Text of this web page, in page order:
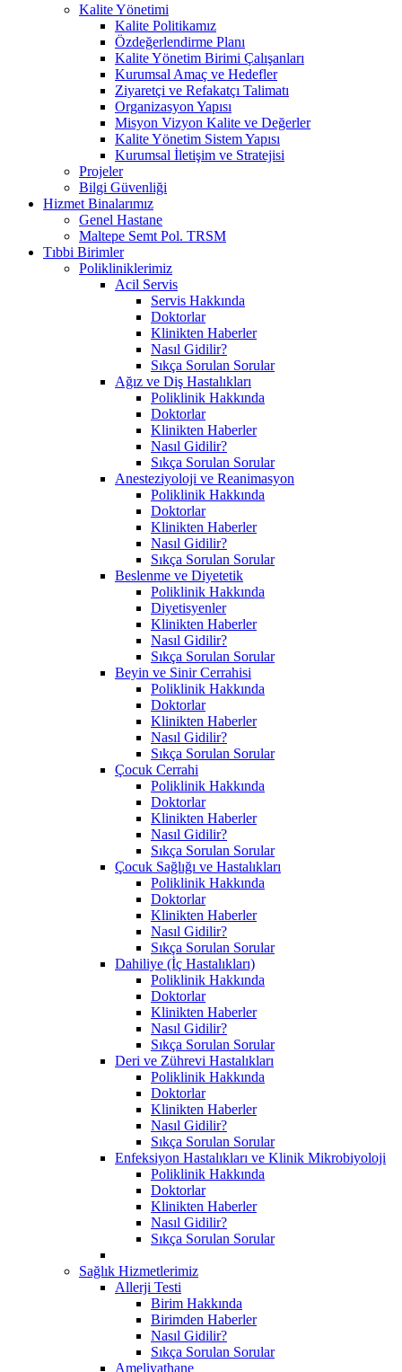
Kalite Yönetimi
Kalite Politikamız
Özdeğerlendirme Planı
Kalite Yönetim Birimi Çalışanları
Kurumsal Amaç ve Hedefler
Ziyaretçi ve Refakatçı Talimatı
Organizasyon Yapısı
Misyon Vizyon Kalite ve Değerler
Kalite Yönetim Sistem Yapısı
Kurumsal İletişim ve Stratejisi
Projeler
Bilgi Güvenliği
Hizmet Binalarımız
Genel Hastane
Maltepe Semt Pol. TRSM
Tıbbi Birimler
Polikliniklerimiz
Acil Servis
Servis Hakkında
Doktorlar
Klinikten Haberler
Nasıl Gidilir?
Sıkça Sorulan Sorular
Ağız ve Diş Hastalıkları
Poliklinik Hakkında
Doktorlar
Klinikten Haberler
Nasıl Gidilir?
Sıkça Sorulan Sorular
Anesteziyoloji ve Reanimasyon
Poliklinik Hakkında
Doktorlar
Klinikten Haberler
Nasıl Gidilir?
Sıkça Sorulan Sorular
Beslenme ve Diyetetik
Poliklinik Hakkında
Diyetisyenler
Klinikten Haberler
Nasıl Gidilir?
Sıkça Sorulan Sorular
Beyin ve Sinir Cerrahisi
Poliklinik Hakkında
Doktorlar
Klinikten Haberler
Nasıl Gidilir?
Sıkça Sorulan Sorular
Çocuk Cerrahi
Poliklinik Hakkında
Doktorlar
Klinikten Haberler
Nasıl Gidilir?
Sıkça Sorulan Sorular
Çocuk Sağlığı ve Hastalıkları
Poliklinik Hakkında
Doktorlar
Klinikten Haberler
Nasıl Gidilir?
Sıkça Sorulan Sorular
Dahiliye (İç Hastalıkları)
Poliklinik Hakkında
Doktorlar
Klinikten Haberler
Nasıl Gidilir?
Sıkça Sorulan Sorular
Deri ve Zührevi Hastalıkları
Poliklinik Hakkında
Doktorlar
Klinikten Haberler
Nasıl Gidilir?
Sıkça Sorulan Sorular
Enfeksiyon Hastalıkları ve Klinik Mikrobiyoloji
Poliklinik Hakkında
Doktorlar
Klinikten Haberler
Nasıl Gidilir?
Sıkça Sorulan Sorular
Sağlık Hizmetlerimiz
Allerji Testi
Birim Hakkında
Birimden Haberler
Nasıl Gidilir?
Sıkça Sorulan Sorular
Ameliyathane